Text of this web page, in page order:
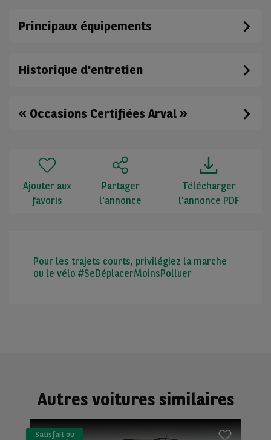
Principaux équipements
Historique d'entretien
« Occasions Certifiées Arval »
Ajouter aux
favoris
Partager
l'annonce
Télécharger
l'annonce PDF
Pour les trajets courts, privilégiez la marche
ou le vélo #SeDéplacerMoinsPolluer
Autres voitures similaires
Satisfait ou